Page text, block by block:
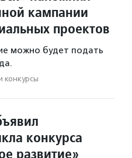
кампании
проектов
можно будет подать
конкурсы
конкурса
развитие»